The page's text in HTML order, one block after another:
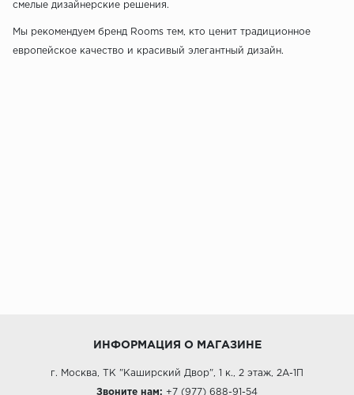
смелые дизайнерские решения.
Мы рекомендуем бренд Rooms тем, кто ценит традиционное
европейское качество и красивый элегантный дизайн.
ИНФОРМАЦИЯ О МАГАЗИНЕ
г. Москва, ТК "Каширский Двор", 1 к., 2 этаж, 2А-1П
Звоните нам: +7 (977) 688-91-54